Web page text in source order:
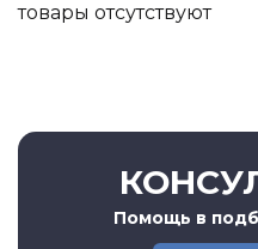
товары отсутствуют
Помощь в